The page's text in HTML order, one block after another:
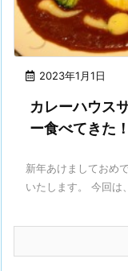
2023年1月1日
カレーハウス
ー食べてきた！
新年あけましておめ
いたします。 今回は